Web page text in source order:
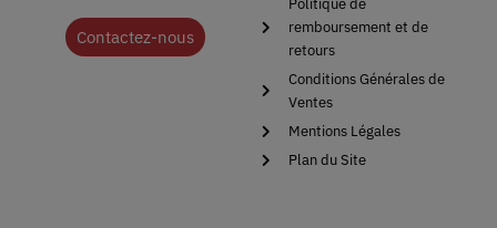
Contactez-nous
Politique de
remboursement et de
retours
Conditions Générales de
Ventes
Mentions Légales
Plan du Site